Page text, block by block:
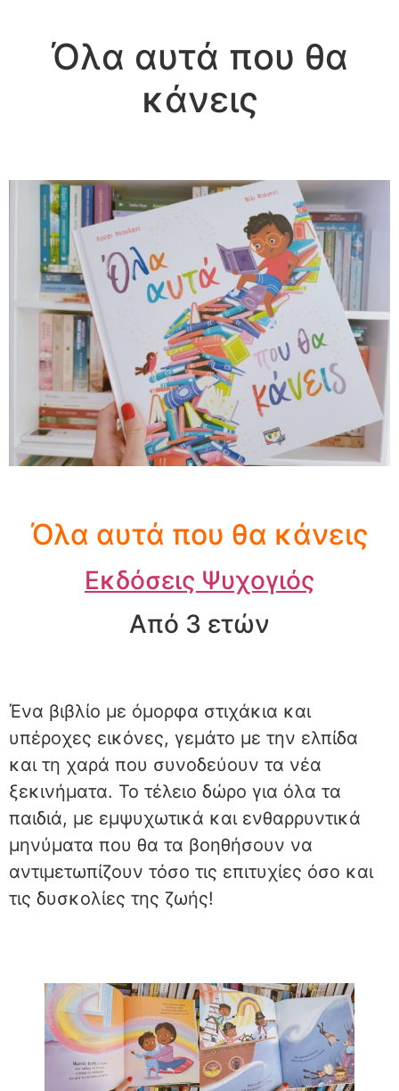
Όλα αυτά που θα
κάνεις
Όλα αυτά που θα κάνεις
Εκδόσεις Ψυχογιός
Από 3 ετών
Ένα βιβλίο με όμορφα στιχάκια και
υπέροχες εικόνες, γεμάτο με την ελπίδα
και τη χαρά που συνοδεύουν τα νέα
ξεκινήματα. Το τέλειο δώρο για όλα τα
παιδιά, με εμψυχωτικά και ενθαρρυντικά
μηνύματα που θα τα βοηθήσουν να
αντιμετωπίζουν τόσο τις επιτυχίες όσο και
τις δυσκολίες της ζωής!